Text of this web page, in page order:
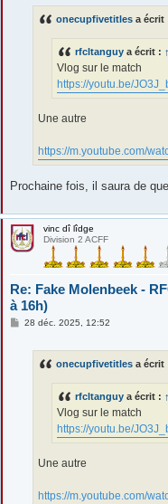
onecupfivetitles a écrit
rfcltanguy a écrit : ↑
Vlog sur le match
https://youtu.be/
Une autre
https://m.youtube.com/
Prochaine fois, il saura de
vinc dî lîdge
Division 2 ACFF
Re: Fake Molenbeek -
à 16h)
M28 déc. 2025, 12:52
onecupfivetitles a écrit
rfcltanguy a écrit : ↑
Vlog sur le match
https://youtu.be/
Une autre
https://m.youtube.com/